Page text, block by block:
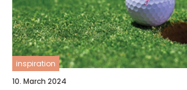
inspiration
10. March 2024